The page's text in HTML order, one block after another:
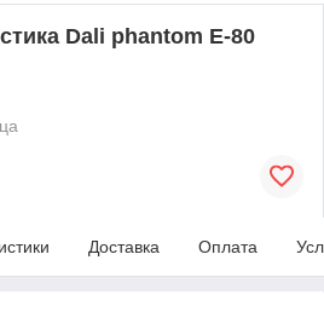
Dali phantom E-80
Доставка Оплата